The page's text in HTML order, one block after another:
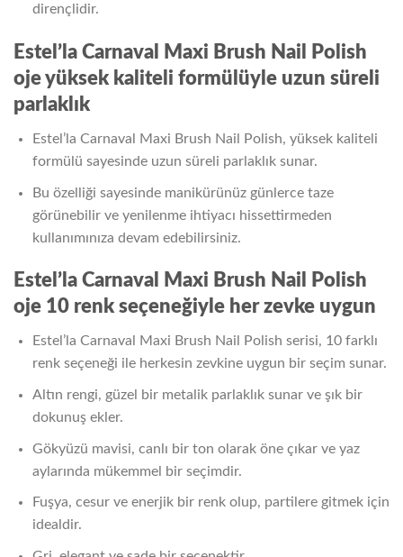
dirençlidir.
Estel’la Carnaval Maxi Brush Nail Polish
oje yüksek kaliteli formülüyle uzun süreli
parlaklık
Estel’la Carnaval Maxi Brush Nail Polish, yüksek kaliteli
formülü sayesinde uzun süreli parlaklık sunar.
Bu özelliği sayesinde manikürünüz günlerce taze
görünebilir ve yenilenme ihtiyacı hissettirmeden
kullanımınıza devam edebilirsiniz.
Estel’la Carnaval Maxi Brush Nail Polish
oje 10 renk seçeneğiyle her zevke uygun
Estel’la Carnaval Maxi Brush Nail Polish serisi, 10 farklı
renk seçeneği ile herkesin zevkine uygun bir seçim sunar.
Altın rengi, güzel bir metalik parlaklık sunar ve şık bir
dokunuş ekler.
Gökyüzü mavisi, canlı bir ton olarak öne çıkar ve yaz
aylarında mükemmel bir seçimdir.
Fuşya, cesur ve enerjik bir renk olup, partilere gitmek için
idealdir.